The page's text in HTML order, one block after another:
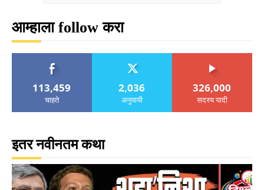
आम्हाला follow करा
113,459
चाहते
2,036
अनुयायी
326,000
सदस्य यादी
इतर नवीनतम कथा